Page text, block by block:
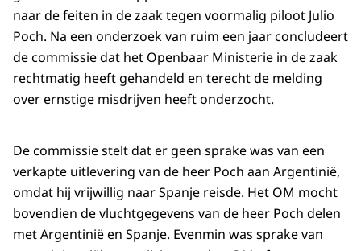
naar de feiten in de zaak tegen voormalig piloot Julio
Poch. Na een onderzoek van ruim een jaar concludeert
de commissie dat het Openbaar Ministerie in de zaak
rechtmatig heeft gehandeld en terecht de melding
over ernstige misdrijven heeft onderzocht.
De commissie stelt dat er geen sprake was van een
verkapte uitlevering van de heer Poch aan Argentinië,
omdat hij vrijwillig naar Spanje reisde. Het OM mocht
bovendien de vluchtgegevens van de heer Poch delen
met Argentinië en Spanje. Evenmin was sprake van